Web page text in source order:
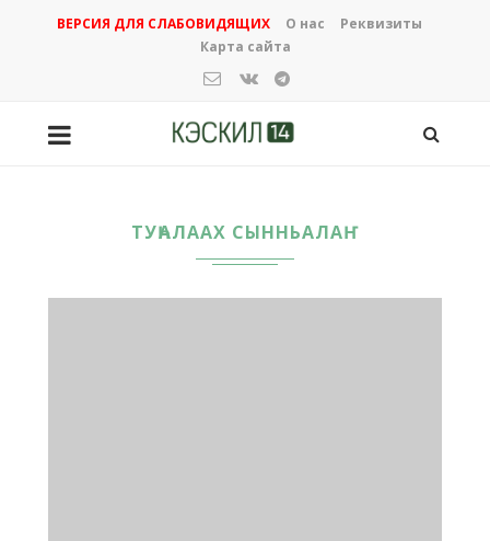
ВЕРСИЯ ДЛЯ СЛАБОВИДЯЩИХ О нас
Реквизиты
Карта сайта
ТУҺАЛААХ СЫННЬАЛАҤ